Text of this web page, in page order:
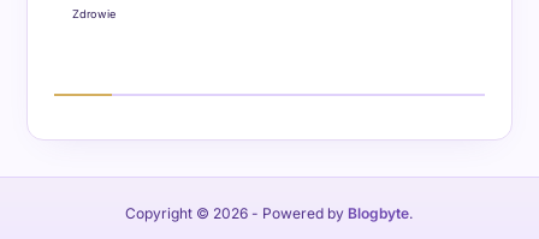
Zdrowie
Copyright © 2026 - Powered by Blogbyte.